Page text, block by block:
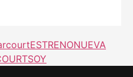
ESTRENONUEVA
SOY